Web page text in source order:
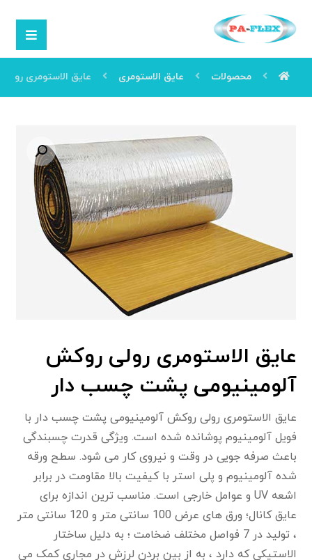
محصولات عایق الاستومری عایق الاستومری
بزرگنمایی تصویر
عایق الاستومری رولی روکش
آلومینیومی پشت چسب دار
عایق الاستومری رولی روکش آلومینیومی پشت چسب دار با
فویل آلومینیوم پوشانده شده است. ویژگی قدرت چسبندگی
باعث صرفه جویی در وقت و نیروی کار می شود. سطح ورقه
شده آلومینیوم و پلی استر با کیفیت بالا مقاومت در برابر
اشعه UV و عوامل خارجی است.
مناسب ترین اندازه برای
عایق کانال؛
ورق های عرض 100 سانتی متر و 120 سانتی متر
، تولید در 7 فواصل مختلف ضخامت ؛
به دلیل ساختار
الاستیکی که دارد ، به از بین بردن لرزش در مجاری کمک می